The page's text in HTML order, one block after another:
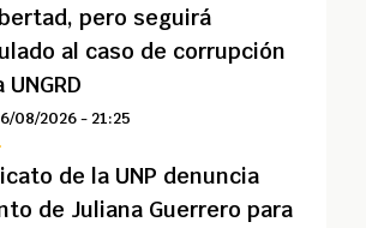
pero seguirá
al caso de corrupción
08/2026 - 21:25
de la UNP denuncia
de Juliana Guerrero para